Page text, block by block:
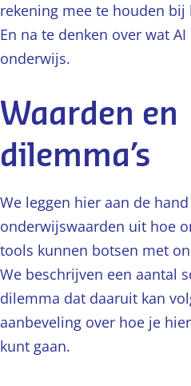
rekening mee te houden bij
En na te denken over wat
onderwijs.
Waarden en
dilemma’s
We leggen hier aan de
onderwijswaarden uit hoe
tools kunnen botsen met
We beschrijven een aantal
dilemma dat daaruit kan
aanbeveling over hoe je
kunt gaan.